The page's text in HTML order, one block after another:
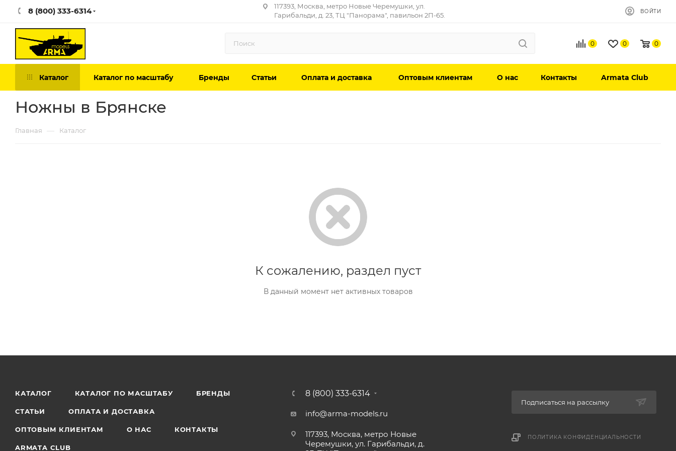
8 (800) 333-6314
117393, Москва, метро Новые Черемушки, ул.
Гарибальди, д. 23, ТЦ "Панорама", павильон 2П-65.
ВОЙТИ
0 0 0
Каталог Каталог по масштабу Бренды Статьи Оплата и доставка Оптовым клиентам О нас Контакты Armata Club
Ножны в Брянске
Главная — Каталог
К сожалению, раздел пуст
В данный момент нет активных товаров
КАТАЛОГ КАТАЛОГ ПО МАСШТАБУ БРЕНДЫ
СТАТЬИ ОПЛАТА И ДОСТАВКА
ОПТОВЫМ КЛИЕНТАМ О НАС КОНТАКТЫ
ARMATA CLUB
8 (800) 333-6314
info@arma-models.ru
117393, Москва, метро Новые
Черемушки, ул. Гарибальди, д.
Подписаться на рассылку
ПОЛИТИКА КОНФИДЕНЦИАЛЬНОСТИ